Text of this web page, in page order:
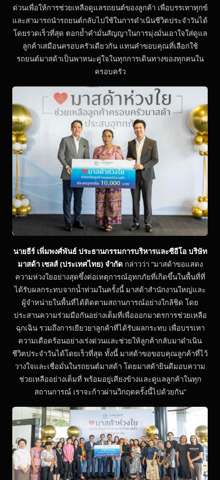
ด่วนเพื่อให้การช่วยเหลือดูแลรถยนต์ของลูกค้า เพื่อบรรเทาทุกข์
และสามารถนำรถยนต์กลับไปใช้ในการดำเนินชีวิตประจำวันได้
โดยรวดเร็วที่สุด ตอกย้ำคำมั่นสัญญาในการมุ่งมั่นเอาใจใส่ดูแล
ลูกค้าเสมือนครอบครัวเดียวกัน แทนคำขอบคุณที่เลือกใช้
รถยนต์มาสด้าเป็นพาหนะคู่ใจในทุกการเดินทางของทุกคนใน
ครอบครัว
นายธีร์ เพิ่มพงศ์พันธ์ ประธานกรรมการบริหารและซีอีโอ บริษัท
มาสด้า เซลส์ (ประเทศไทย) จำกัดกล่าวว่า “มาสด้าขอแสดง
ความห่วงใยอย่างสุดซึ้งต่อเหตุการณ์อุทกภัยที่เกิดขึ้นในพื้นที่ที่
ได้รับผลกระทบจากน้ำท่วมในครั้งนี้ มาสด้าสำนักงานใหญ่และ
ผู้จำหน่ายในพื้นที่ได้ติดตามสถานการณ์อย่างใกล้ชิด โดย
ประสานความร่วมมือกันอย่างเต็มที่เพื่อออกมาตรการช่วยเหลือ
ฉุกเฉิน รวมถึงการเยียวยาลูกค้าที่ได้รับผลกระทบ เพื่อบรรเทา
ความเดือดร้อนอย่างเร่งด่วนและช่วยให้ลูกค้ากลับมาดำเนิน
ชีวิตประจำวันได้โดยเร็วที่สุด ทั้งนี้ มาสด้าขอขอบคุณลูกค้าที่ไว้
วางใจและเชื่อมั่นในรถยนต์มาสด้า โดยมาสด้ายินดีมอบความ
ช่วยเหลืออย่างเต็มที่ พร้อมอยู่เคียงข้างและดูแลลูกค้าในทุก
สถานการณ์ เราจะก้าวผ่านวิกฤตครั้งนี้ไปด้วยกัน”